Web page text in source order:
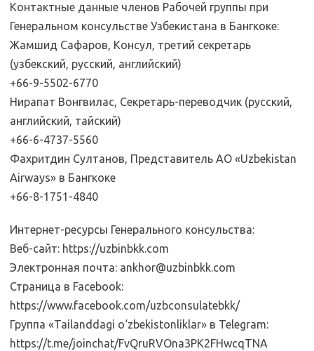
Контактные данные членов Рабочей группы при
Генеральном консульстве Узбекистана в Бангкоке:
Жамшид Сафаров, Консул, третий секретарь
(узбекский, русский, английский)
+66-9-5502-6770
Нирапат Вонгвилас, Секретарь-переводчик (русский,
английский, тайский)
+66-6-4737-5560
Фахритдин Султанов, Представитель АО «Uzbekistan
Airways» в Бангкоке
+66-8-1751-4840
Интернет-ресурсы Генерального консульства:
Веб-сайт: https://uzbinbkk.com
Электронная почта: ankhor@uzbinbkk.com
Страница в Facebook:
https://www.facebook.com/uzbconsulatebkk/
Группа «Tailanddagi o‘zbekistonliklar» в Telegram:
https://t.me/joinchat/FvQruRVOna3PK2FHwcqTNA